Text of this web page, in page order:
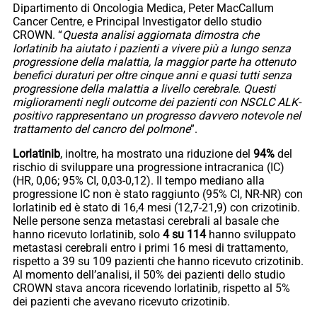
Dipartimento di Oncologia Medica, Peter MacCallum
Cancer Centre, e Principal Investigator dello studio
CROWN. “Questa analisi aggiornata dimostra che
lorlatinib ha aiutato i pazienti a vivere più a lungo senza
progressione della malattia, la maggior parte ha ottenuto
benefici duraturi per oltre cinque anni e quasi tutti senza
progressione della malattia a livello cerebrale. Questi
miglioramenti negli outcome dei pazienti con NSCLC ALK-
positivo rappresentano un progresso davvero notevole nel
trattamento del cancro del polmone”.
Lorlatinib, inoltre, ha mostrato una riduzione del 94% del
rischio di sviluppare una progressione intracranica (IC)
(HR, 0,06; 95% CI, 0,03-0,12). Il tempo mediano alla
progressione IC non è stato raggiunto (95% CI, NR-NR) con
lorlatinib ed è stato di 16,4 mesi (12,7-21,9) con crizotinib.
Nelle persone senza metastasi cerebrali al basale che
hanno ricevuto lorlatinib, solo 4 su 114 hanno sviluppato
metastasi cerebrali entro i primi 16 mesi di trattamento,
rispetto a 39 su 109 pazienti che hanno ricevuto crizotinib.
Al momento dell’analisi, il 50% dei pazienti dello studio
CROWN stava ancora ricevendo lorlatinib, rispetto al 5%
dei pazienti che avevano ricevuto crizotinib.